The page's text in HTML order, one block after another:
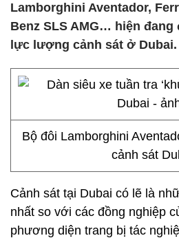
Lamborghini Aventador,
Benz SLS AMG… hiện
lực lượng cảnh sát ở Dubai.
Bộ đôi Lamborghini
cảnh sát
Cảnh sát tại Dubai có lẽ là
nhất so với các đồng nghiệp
phương diện trang bị tác